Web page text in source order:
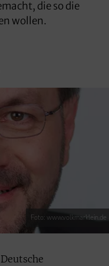
die so die
wollen.
Foto: www.volkmarklein.de